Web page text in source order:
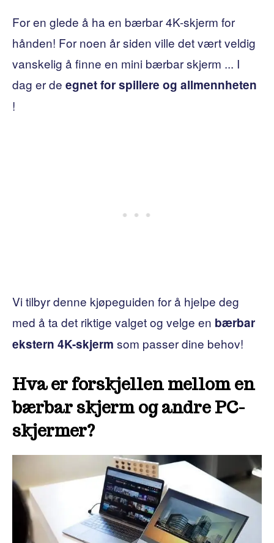
For en glede å ha en bærbar 4K-skjerm for
hånden! For noen år siden ville det vært veldig
vanskelig å finne en mini bærbar skjerm ... I
dag er de egnet for spillere og allmennheten
!
Vi tilbyr denne kjøpeguiden for å hjelpe deg
med å ta det riktige valget og velge en bærbar
ekstern 4K-skjerm som passer dine behov!
Hva er forskjellen mellom en
bærbar skjerm og andre PC-
skjermer?